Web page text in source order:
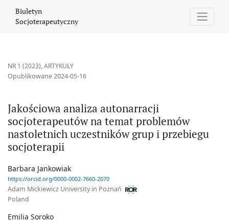
Biuletyn
Socjoterapeutyczny
NR 1 (2023),ARTYKUŁY
Jakościowa analiza autonarracji
socjoterapeutów na temat problemów
nastoletnich uczestników grup i przebiegu
socjoterapii
Opublikowane 2024-05-16
Barbara Jankowiak
https://orcid.org/0000-0002-7660-2070
Adam Mickiewicz University in Poznań
Poland
Emilia Soroko